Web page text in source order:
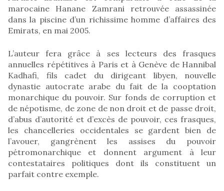
marocaine Hanane Zamrani retrouvée assassinée
dans la piscine d’un richissime homme d’affaires des
Emirats, en mai 2005.
L’auteur fera grâce à ses lecteurs des frasques
annuelles répétitives à Paris et à Genève de Hannibal
Kadhafi, fils cadet du dirigeant libyen, nouvelle
dynastie autocrate arabe du fait de la cooptation
monarchique du pouvoir. Sur fonds de corruption et
de népotisme, de zone de non droit et de passe droit,
d’abus d’autorité et d’excès de pouvoir, ces frasques,
les chancelleries occidentales se gardent bien de
l’avouer, gangrènent les assises du pouvoir
pétromonarchique et donnent argument à leur
contestataires politiques dont ils constituent un
parfait contre exemple.